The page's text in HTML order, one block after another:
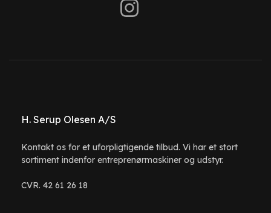
H. Serup Olesen A/S
Kontakt os for et uforpligtigende tilbud. Vi har et stort
sortiment indenfor entreprenørmaskiner og udstyr.
CVR. 42 61 26 18